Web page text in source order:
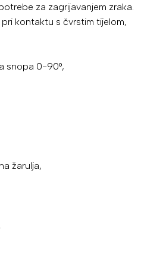
za zagrijavanjem zraka.
kontaktu s čvrstim tijelom,
snopa 0-90°,
žarulja,